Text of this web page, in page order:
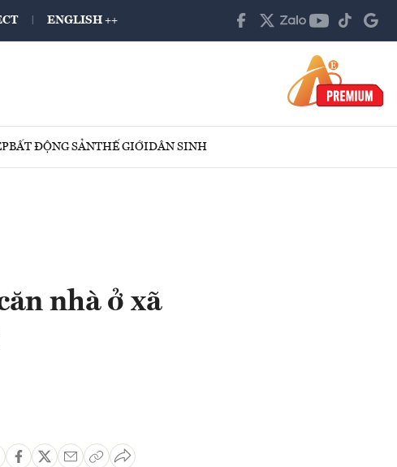
ENGLISH ++
BẤT ĐỘNG SẢNTHẾ GIỚIDÂN SINH
nhà ở xã